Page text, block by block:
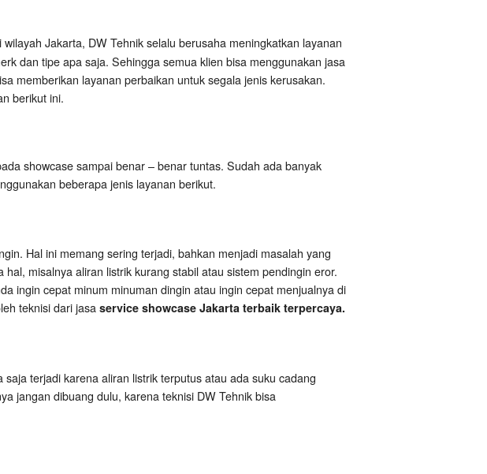
wilayah Jakarta, DW Tehnik selalu berusaha meningkatkan layanan
dan tipe apa saja. Sehingga semua klien bisa menggunakan jasa
memberikan layanan perbaikan untuk segala jenis kerusakan.
berikut ini.
showcase sampai benar – benar tuntas. Sudah ada banyak
beberapa jenis layanan berikut.
Hal ini memang sering terjadi, bahkan menjadi masalah yang
misalnya aliran listrik kurang stabil atau sistem pendingin eror.
ingin cepat minum minuman dingin atau ingin cepat menjualnya di
teknisi dari jasa service showcase Jakarta terbaik terpercaya.
terjadi karena aliran listrik terputus atau ada suku cadang
jangan dibuang dulu, karena teknisi DW Tehnik bisa